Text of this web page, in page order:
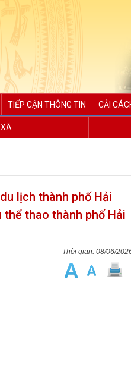
TIẾP CẬN THÔNG TIN CẢI
lịch thành phố Hải
thao thành phố Hải
08/06/